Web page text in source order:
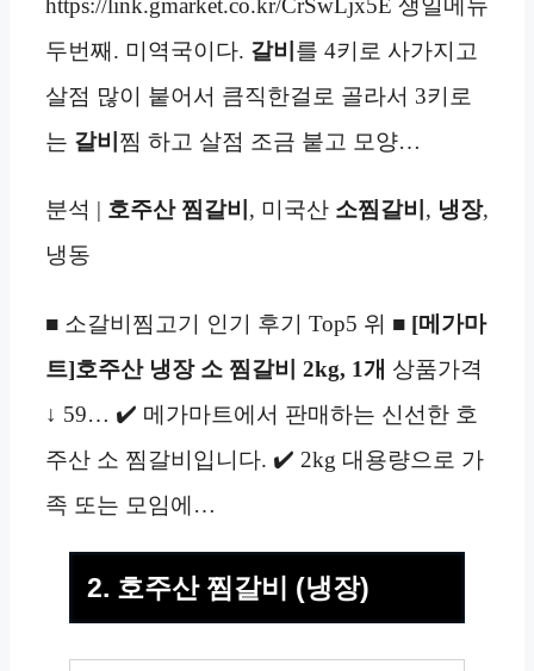
https://link.gmarket.co.kr/CrSwLjx5E 생일메뉴
두번째. 미역국이다. 갈비 를 4키로 사가지고
살점 많이 붙어서 큼직한걸로 골라서 3키로
는 갈비 찜 하고 살점 조금 붙고 모양…
분석 | 호주산 찜갈비 , 미국산 소찜갈비 , 냉장,
냉동
■ 소갈비찜고기 인기 후기 Top5 위 ■ [메가마
트]호주산 냉장 소 찜갈비 2kg, 1개 상품가격
↓ 59… ✔️ 메가마트에서 판매하는 신선한 호
주산 소 찜갈비입니다. ✔️ 2kg 대용량으로 가
족 또는 모임에…
2. 호주산 찜갈비 (냉장)